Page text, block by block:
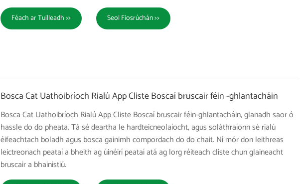
Féach ar Tuilleadh >> Seol Fiosrúchán >>
Bosca Cat Uathoibríoch Rialú App Cliste Boscaí bruscair féin -ghlantacháin
Bosca Cat Uathoibríoch Rialú App Cliste Boscaí bruscair féin-ghlantacháin, glanadh saor ó
hassle do do pheata. Tá sé deartha le hardteicneolaíocht, agus soláthraíonn sé rialú
éifeachtach boladh agus bosca gainimh compordach do do chait. Ní mór don leithreas
leictreonach peataí a bheith ag úinéirí peataí atá ag lorg réiteach cliste chun glaineacht
bruscair a bhainistiú.